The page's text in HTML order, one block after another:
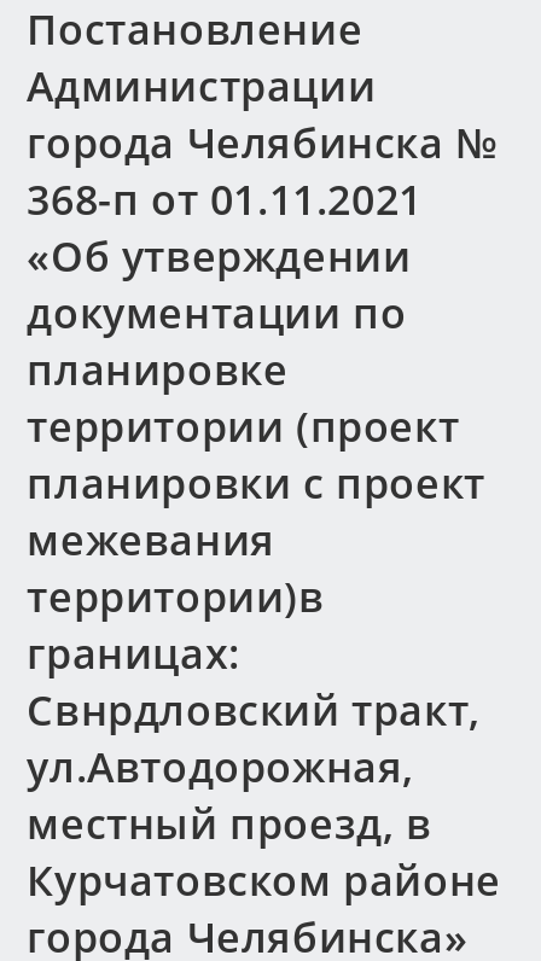
Постановление
Администрации
города Челябинска №
368-п от 01.11.2021
«Об утверждении
документации по
планировке
территории (проект
планировки с проект
межевания
территории)в
границах:
Свнрдловский тракт,
ул.Автодорожная,
местный проезд, в
Курчатовском районе
города Челябинска»